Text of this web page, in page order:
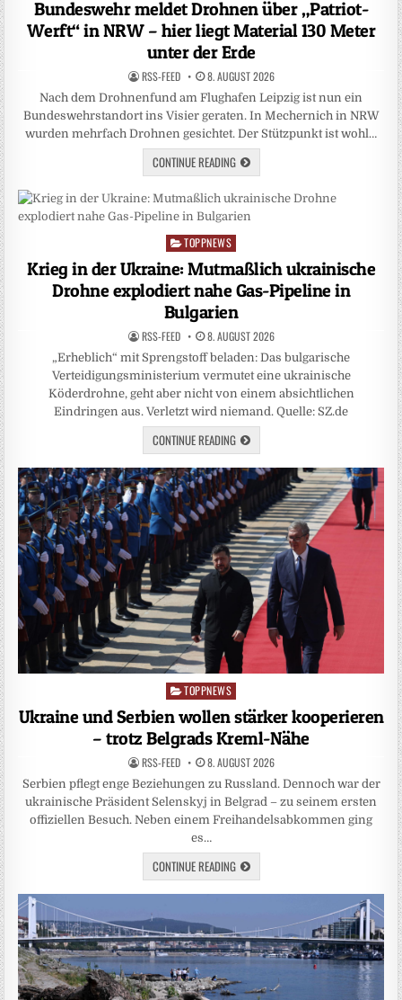
Bundeswehr meldet Drohnen über „Patriot-
Werft“ in NRW – hier liegt Material 130 Meter
unter der Erde
RSS-FEED 8. AUGUST 2026
Nach dem Drohnenfund am Flughafen Leipzig ist nun ein
Bundeswehrstandort ins Visier geraten. In Mechernich in NRW
wurden mehrfach Drohnen gesichtet. Der Stützpunkt ist wohl…
CONTINUE READING
Posted
TOPPNEWS
Krieg in der Ukraine: Mutmaßlich ukrainische
Drohne explodiert nahe Gas-Pipeline in
Bulgarien
RSS-FEED 8. AUGUST 2026
„Erheblich“ mit Sprengstoff beladen: Das bulgarische
Verteidigungsministerium vermutet eine ukrainische
Köderdrohne, geht aber nicht von einem absichtlichen
Eindringen aus. Verletzt wird niemand. Quelle: SZ.de
CONTINUE READING
Posted
TOPPNEWS
Ukraine und Serbien wollen stärker kooperieren
– trotz Belgrads Kreml-Nähe
RSS-FEED 8. AUGUST 2026
Serbien pflegt enge Beziehungen zu Russland. Dennoch war der
ukrainische Präsident Selenskyj in Belgrad – zu seinem ersten
offiziellen Besuch. Neben einem Freihandelsabkommen ging
es…
CONTINUE READING